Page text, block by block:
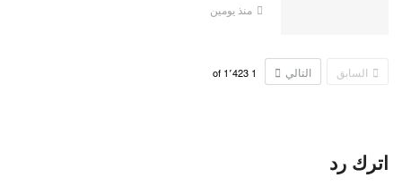
منذ يومين
السابق التالي 1 1٬423
اترك رد